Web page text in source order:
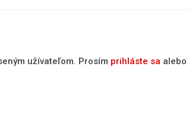
užívateľom. Prosím prihláste sa alebo